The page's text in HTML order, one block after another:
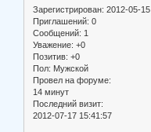
Зарегистрирован: 2012-05-15
Приглашений: 0
Сообщений: 1
Уважение: +0
Позитив: +0
Пол: Мужской
Провел на форуме:
14 минут
Последний визит:
2012-07-17 15:41:57